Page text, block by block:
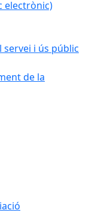
electrònic)
i ús públic
de la